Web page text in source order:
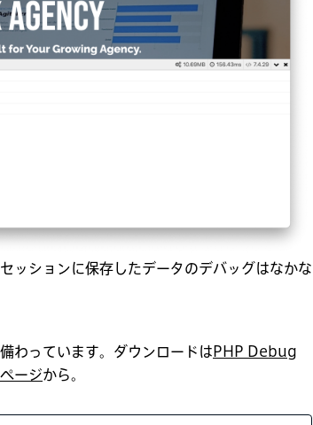
ッションに保存したデータのデバッグはなかな
わっています。ダウンロードは PHP Debug
ージから。